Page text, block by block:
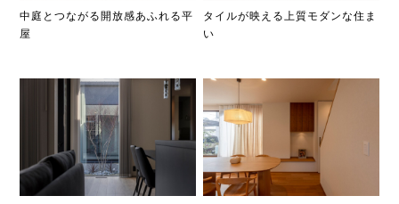
中庭とつながる開放感あふれる平
屋
タイルが映える上質モダンな住ま
い